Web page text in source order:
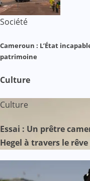
Société
Cameroun : L’État
patrimoine
Culture
Culture
Essai : Un prêtre
Hegel à travers le